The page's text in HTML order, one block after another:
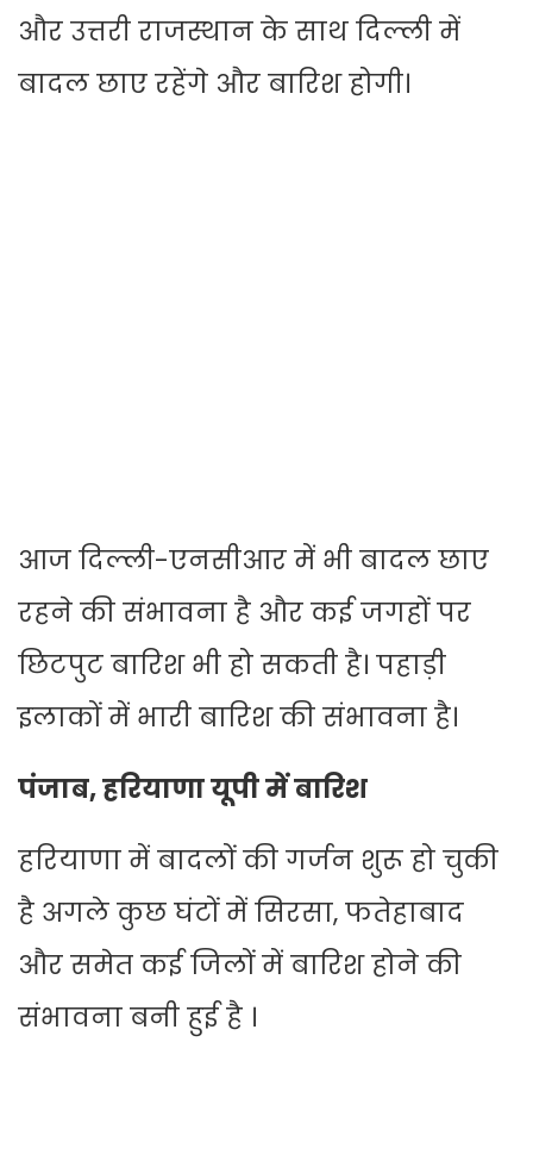
और उत्तरी राजस्थान के साथ दिल्ली में
बादल छाए रहेंगे और बारिश होगी।
आज दिल्ली-एनसीआर में भी बादल छाए
रहने की संभावना है और कई जगहों पर
छिटपुट बारिश भी हो सकती है। पहाड़ी
इलाकों में भारी बारिश की संभावना है।
पंजाब, हरियाणा यूपी में बारिश
हरियाणा में बादलों की गर्जन शुरू हो चुकी
है अगले कुछ घंटों में सिरसा, फतेहाबाद
और समेत कई जिलों में बारिश होने की
संभावना बनी हुई है ।